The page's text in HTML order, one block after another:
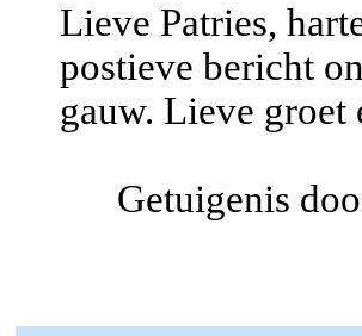
Lieve Patries,
postieve bericht
gauw. Lieve groet
Getuigenis